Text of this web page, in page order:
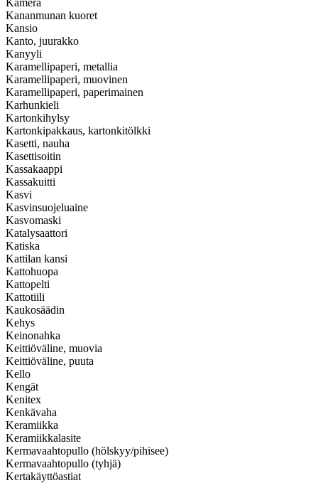
Kananmunan kuoret
Kansio
Kanto, juurakko
Kanyyli
Karamellipaperi, metallia
Karamellipaperi, muovinen
Karamellipaperi, paperimainen
Karhunkieli
Kartonkihylsy
Kartonkipakkaus, kartonkitölkki
Kasetti, nauha
Kasettisoitin
Kassakaappi
Kassakuitti
Kasvi
Kasvinsuojeluaine
Kasvomaski
Katalysaattori
Katiska
Kattilan kansi
Kattohuopa
Kattopelti
Kattotiili
Kaukosäädin
Kehys
Keinonahka
Keittiöväline, muovia
Keittiöväline, puuta
Kello
Kengät
Kenitex
Kenkävaha
Keramiikka
Keramiikkalasite
Kermavaahtopullo (hölskyy/pihisee)
Kermavaahtopullo (tyhjä)
Kertakäyttöastiat